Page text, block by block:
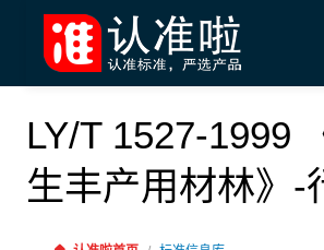
LY/T 1527-1999
生丰产用材林》-